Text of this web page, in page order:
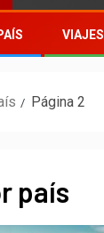
VIAJES
Página 2
país